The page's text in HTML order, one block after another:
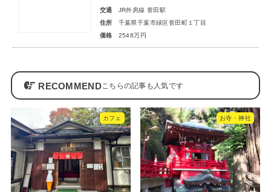
交通
JR外房線 誉田駅
住所
千葉県千葉市緑区誉田町１丁目
価格
2548万円
RECOMMEND
カフェ お寺・神社